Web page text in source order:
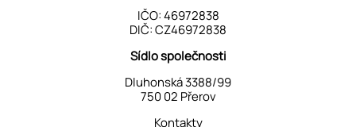
IČO: 46972838
DIČ: CZ46972838
Sídlo společnosti
Dluhonská 3388/99
750 02 Přerov
Kontakty